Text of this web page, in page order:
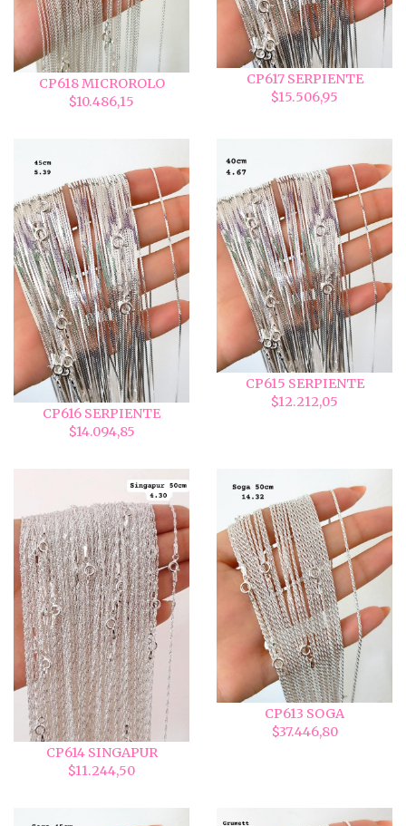
CP618 MICROROLO
$10.486,15
CP617 SERPIENTE
$15.506,95
CP616 SERPIENTE
$14.094,85
CP615 SERPIENTE
$12.212,05
CP614 SINGAPUR
$11.244,50
CP613 SOGA
$37.446,80